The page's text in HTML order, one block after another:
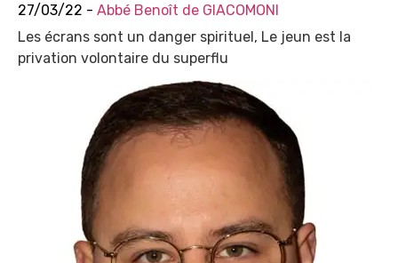
27/03/22 - Abbé Benoît de GIACOMONI
Les écrans sont un danger spirituel, Le jeun est la
privation volontaire du superflu